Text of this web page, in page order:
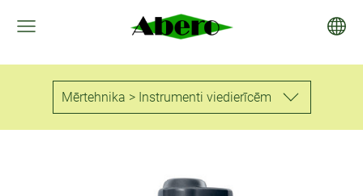
Mērtehnika > Instrumenti viedierīcēm